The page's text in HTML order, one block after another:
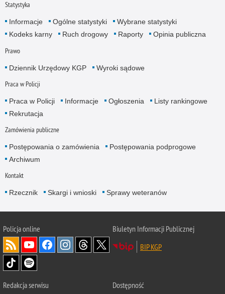
Statystyka
Informacje Ogólne statystyki
Wybrane statystyki
Kodeks karny
Ruch drogowy Raporty Opinia publiczna
Prawo
Dziennik Urzędowy KGP Wyroki sądowe
Praca w Policji
Praca w Policji Informacje Ogłoszenia
Listy rankingowe
Rekrutacja
Zamówienia publiczne
Postępowania o zamówienia
Postępowania podprogowe
Archiwum
Kontakt
Rzecznik Skargi i wnioski Sprawy weteranów
Policjaonline
Biuletyn Informacji Publicznej
BIP KGP
Redakcja serwisu Dostępność